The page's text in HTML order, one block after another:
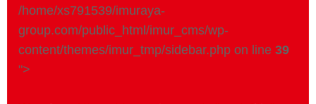
/home/xs791539/imuraya-
group.com/public_html/imur_cms/wp-
content/themes/imur_tmp/sidebar.php on line 39
">